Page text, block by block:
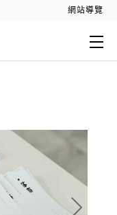
網站導覽